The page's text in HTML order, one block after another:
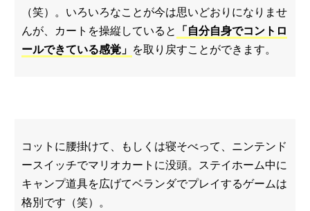
（笑）。いろいろなことが今は思いどおりになりませ
んが、カートを操縦していると
「自分自身でコントロ
ールできている感覚」 を取り戻すことができます。
コットに腰掛けて、もしくは寝そべって、ニンテンド
ースイッチでマリオカートに没頭。ステイホーム中に
キャンプ道具を広げてベランダでプレイするゲームは
格別です（笑）。